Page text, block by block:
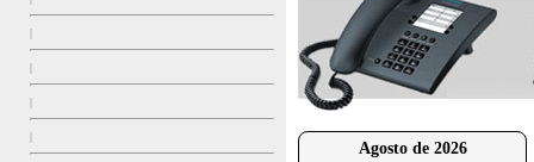
Agosto de 2026